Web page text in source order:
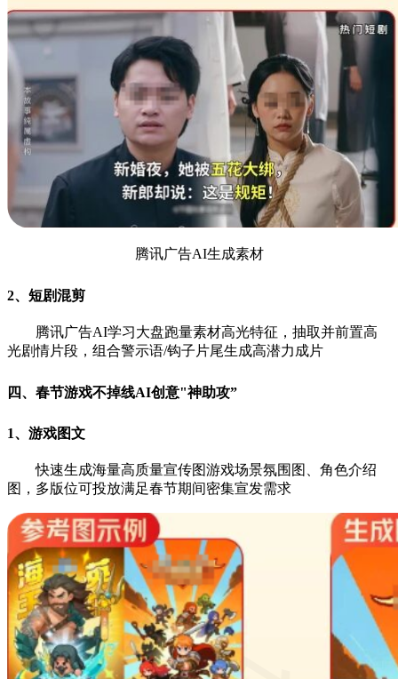
腾讯广告AI生成素材
2、短剧混剪
腾讯广告AI学习大盘跑量素材高光特征，抽取并前置高
光剧情片段，组合警示语/钩子片尾生成高潜力成片
四、春节游戏不掉线AI创意"神助攻”
1、游戏图文
快速生成海量高质量宣传图游戏场景氛围图、角色介绍
图，多版位可投放满足春节期间密集宣发需求